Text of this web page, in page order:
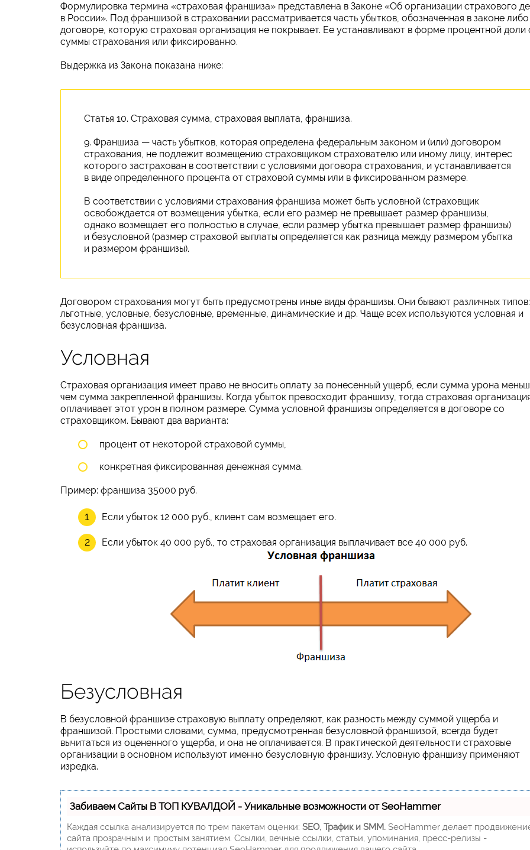
Формулировка термина «страховая франшиза» представлена в Законе «Об организации страхового
в России». Под франшизой в страховании рассматривается часть убытков, обозначенная в законе либо
договоре, которую страховая организация не покрывает. Ее устанавливают в форме процентной доли
суммы страхования или фиксированно.
Выдержка из Закона показана ниже:
Статья 10. Страховая сумма, страховая выплата, франшиза.
9. Франшиза — часть убытков, которая определена федеральным законом и (или) договором
страхования, не подлежит возмещению страховщиком страхователю или иному лицу, интерес
которого застрахован в соответствии с условиями договора страхования, и устанавливается
в виде определенного процента от страховой суммы или в фиксированном размере.
В соответствии с условиями страхования франшиза может быть условной (страховщик
освобождается от возмещения убытка, если его размер не превышает размер франшизы,
однако возмещает его полностью в случае, если размер убытка превышает размер франшизы)
и безусловной (размер страховой выплаты определяется как разница между размером убытка
и размером франшизы).
Договором страхования могут быть предусмотрены иные виды франшизы. Они бывают различных типов:
льготные, условные, безусловные, временные, динамические и др. Чаще всех используются условная и
безусловная франшиза.
Условная
Страховая организация имеет право не вносить оплату за понесенный ущерб, если сумма урона
чем сумма закрепленной франшизы. Когда убыток превосходит франшизу, тогда страховая
оплачивает этот урон в полном размере. Сумма условной франшизы определяется в договоре со
страховщиком. Бывают два варианта:
процент от некоторой страховой суммы,
конкретная фиксированная денежная сумма.
Пример: франшиза 35000 руб.
Если убыток 12 000 руб., клиент сам возмещает его.
Если убыток 40 000 руб., то страховая организация выплачивает все 40 000 руб.
Безусловная
В безусловной франшизе страховую выплату определяют, как разность между суммой ущерба и
франшизой. Простыми словами, сумма, предусмотренная безусловной франшизой, всегда будет
вычитаться из оцененного ущерба, и она не оплачивается. В практической деятельности страховые
организации в основном используют именно безусловную франшизу. Условную франшизу применяют
изредка.
Забиваем Сайты В ТОП КУВАЛДОЙ - Уникальные возможности от SeoHammer
Каждая ссылка анализируется по трем пакетам оценки: SEO, Трафик и SMM. SeoHammer делает
сайта прозрачным и простым занятием. Ссылки, вечные ссылки, статьи, упоминания, пресс-релизы -